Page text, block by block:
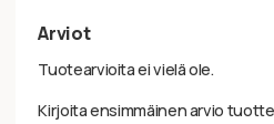
Arviot
Tuotearvioita ei vielä ole.
Kirjoita ensimmäinen arvio